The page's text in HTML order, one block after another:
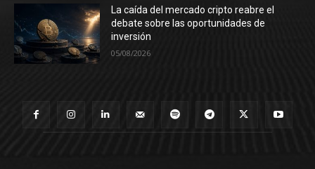
La caída del mercado cripto reabre el
debate sobre las oportunidades de
inversión
05/08/2026